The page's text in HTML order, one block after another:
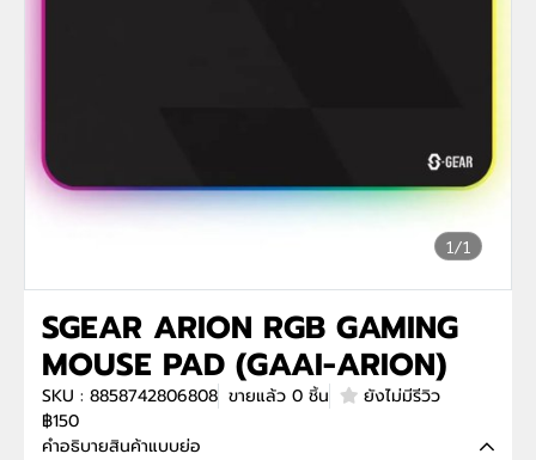
1/1
SGEAR ARION RGB GAMING
MOUSE PAD (GAAI-ARION)
SKU : 8858742806808 ขายแล้ว 0 ชิ้น
ยังไม่มีรีวิว
฿150
คำอธิบายสินค้าแบบย่อ